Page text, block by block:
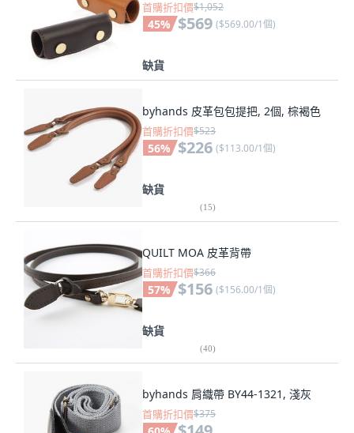
首購折扣價$1,052
45% $569 ($569.00/1個)
缺貨
byhands 皮革包包提把, 2個, 棕褐色
首購折扣價$523
56% $226 ($113.00/1個)
缺貨
(15)
QUILT MOA 皮革背帶
首購折扣價$366
57% $156 ($156.00/1個)
缺貨
(40)
byhands 肩織帶 BY44-1321, 淺灰
首購折扣價$375